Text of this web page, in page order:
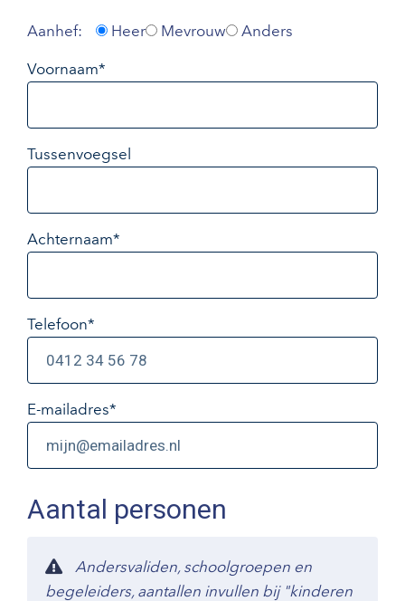
Aanhef: Heer Mevrouw Anders
Voornaam*
Tussenvoegsel
Achternaam*
Telefoon*
E-mailadres*
Aantal personen
Andersvaliden, schoolgroepen en
begeleiders, aantallen invullen bij "kinderen